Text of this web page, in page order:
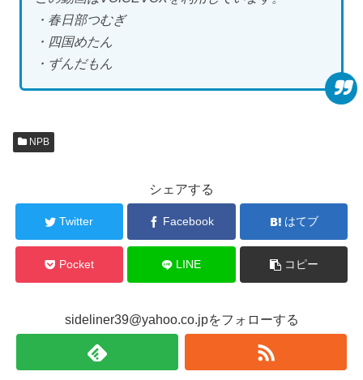
・春日部つむぎ
・四国めたん
・ずんだもん
NPB
シェアする
Twitter Facebook はてブ
Pocket LINE コピー
sideliner39@yahoo.co.jpをフォローする